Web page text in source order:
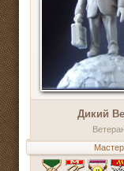
Дикий
Мастер